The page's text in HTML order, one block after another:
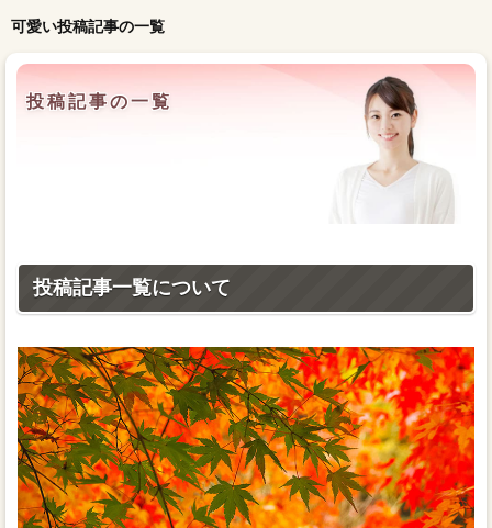
可愛い投稿記事の一覧
投稿記事の一覧
投稿記事一覧について